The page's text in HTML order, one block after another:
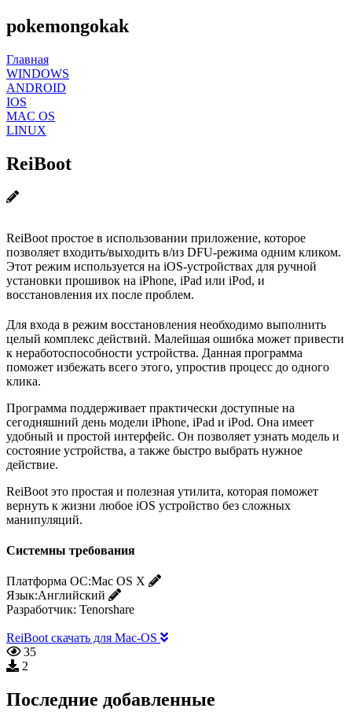
pokemongokak
Главная
WINDOWS
ANDROID
IOS
MAC OS
LINUX
ReiBoot
ReiBoot простое в использовании приложение, которое
позволяет входить/выходить в/из DFU-режима одним кликом.
Этот режим используется на iOS-устройствах для ручной
установки прошивок на iPhone, iPad или iPod, и
восстановления их после проблем.
Для входа в режим восстановления необходимо выполнить
целый комплекс действий. Малейшая ошибка может привести
к неработоспособности устройства. Данная программа
поможет избежать всего этого, упростив процесс до одного
клика.
Программа поддерживает практически доступные на
сегодняшний день модели iPhone, iPad и iPod. Она имеет
удобный и простой интерфейс. Он позволяет узнать модель и
состояние устройства, а также быстро выбрать нужное
действие.
ReiBoot это простая и полезная утилита, которая поможет
вернуть к жизни любое iOS устройство без сложных
манипуляций.
Системны требования
Платформа ОС:Mac OS X
Язык:Английский
Разработчик: Tenorshare
ReiBoot скачать для Mac-OS
35
2
Последние добавленные